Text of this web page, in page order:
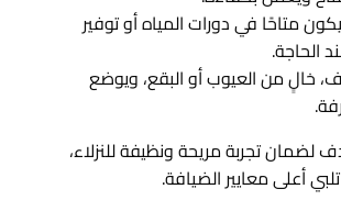
متاحًا في دورات المياه أو توفير
الحاجة.
خالٍ من العيوب أو البقع، ويوضع
لضمان تجربة مريحة ونظيفة للنزلاء،
أعلى معايير الضيافة.